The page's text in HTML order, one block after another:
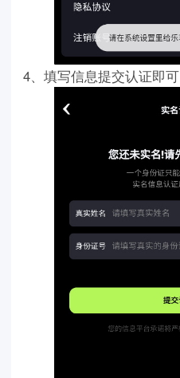
4、填写信息提交认证即可